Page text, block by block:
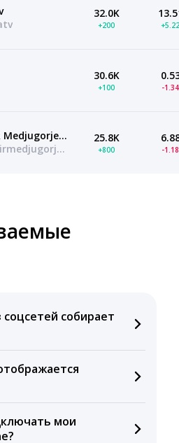
32.0K
+200
30.6K
+100 -
Media MIR Medjugorje PL
@mediamirmedjugorjepl
25.8K
+800 -
собирает
репостов, охватов и
Рекомендуем время
при использовании
периода или при
мои